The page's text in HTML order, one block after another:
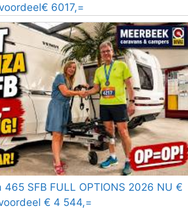
6017,=
465 SFB FULL OPTIONS 2026 NU €
€ 4 544,=